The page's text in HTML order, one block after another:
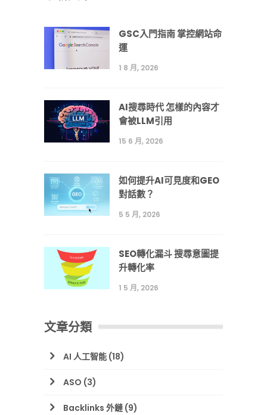
GSC入門指南 掌控網站命
運
1 8 月, 2026
AI搜尋時代 怎樣的內容才
會被LLM引用
15 6 月, 2026
如何提升AI可見度和GEO
對話數？
5 5 月, 2026
SEO轉化漏斗 搜尋意圖提
升轉化率
1 5 月, 2026
文章分類
AI 人工智能 (18)
ASO (3)
Backlinks 外鏈(9)